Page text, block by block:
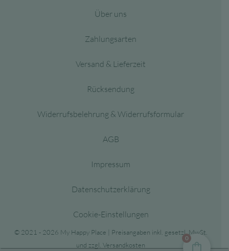
Über uns
Zahlungsarten
Versand & Lieferzeit
Rücksendung
Widerrufsbelehrung & Widerrufsformular
AGB
Impressum
Datenschutzerklärung
Cookie-Einstellungen
© 2021 - 2026 My Happy Place | Preisangaben inkl. gesetzl. MwSt.
und zzgl. Versandkosten
0